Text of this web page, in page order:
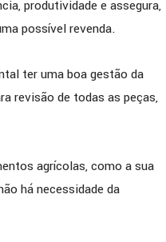
produtividade e assegura,
possível revenda.
ter uma boa gestão da
revisão de todas as peças,
agrícolas, como a sua
há necessidade da
da
e parceria